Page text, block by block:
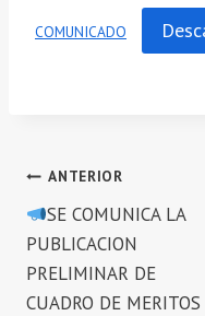
COMUNICADO
Navegación
de
entradas
ANTERIOR
SE COMUNICA LA
PUBLICACION
PRELIMINAR DE
CUADRO DE MERITOS